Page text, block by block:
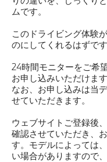
ムです。
このドライビング体験
のにしてくれるはずです
24時間モニターをご希
お申し込みいただけます
なお、お申し込みは当
せていただきます。
ウェブサイトご登録後
確認させていただき、
す。モデルによっては
い場合がありますので